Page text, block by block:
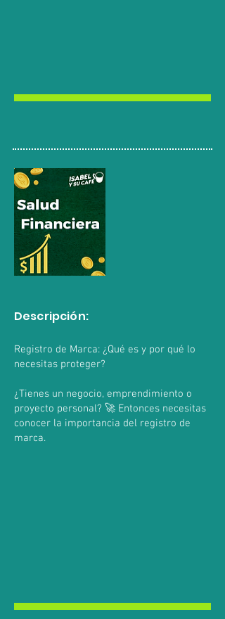
Descripción:
Registro de Marca: ¿Qué es y por qué lo
necesitas proteger?
¿Tienes un negocio, emprendimiento o
proyecto personal? 🚀 Entonces necesitas
conocer la importancia del registro de
marca.